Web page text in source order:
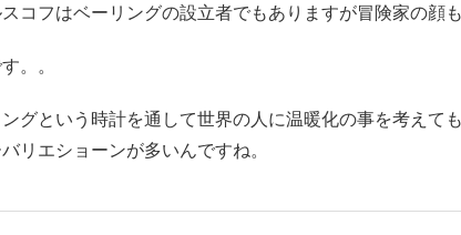
コフはベーリングの設立者でもありますが冒険家の顔も
。。
グという時計を通して世界の人に温暖化の事を考えて
リエショーンが多いんですね。